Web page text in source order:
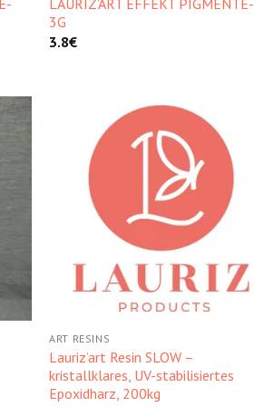
LAURIZ’ART EFFEKT PIGMENTE-
3G
3.8€
Kedvencekhez
ART RESINS
Lauriz’art Resin SLOW –
kristallklares, UV-stabilisiertes
Epoxidharz, 200kg